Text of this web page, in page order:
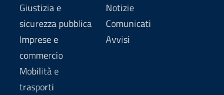
Giustizia e
sicurezza pubblica
Imprese e
commercio
Mobilità e
trasporti
Notizie
Comunicati
Avvisi